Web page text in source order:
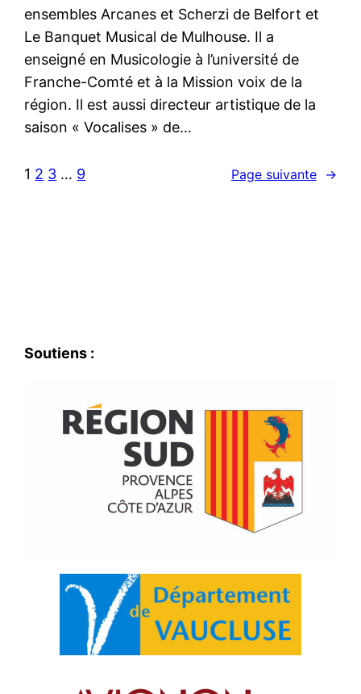
ensembles Arcanes et Scherzi de Belfort et
Le Banquet Musical de Mulhouse. Il a
enseigné en Musicologie à l’université de
Franche-Comté et à la Mission voix de la
région. Il est aussi directeur artistique de la
saison « Vocalises » de…
1 2 3 … 9 Page suivante →
Soutiens :